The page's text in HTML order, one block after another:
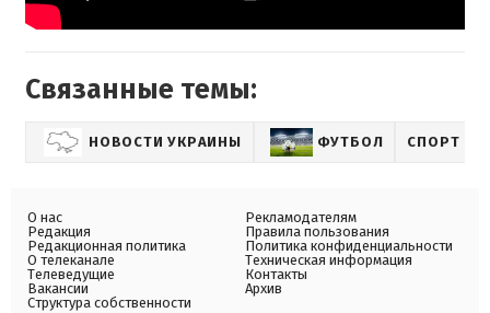
Связанные темы:
НОВОСТИ УКРАИНЫ ФУТБОЛ СПОРТ
О нас
Редакция
Редакционная политика
О телеканале
Телеведущие
Вакансии
Структура собственности
Рекламодателям
Правила пользования
Политика конфиденциальности
Техническая информация
Контакты
Архив